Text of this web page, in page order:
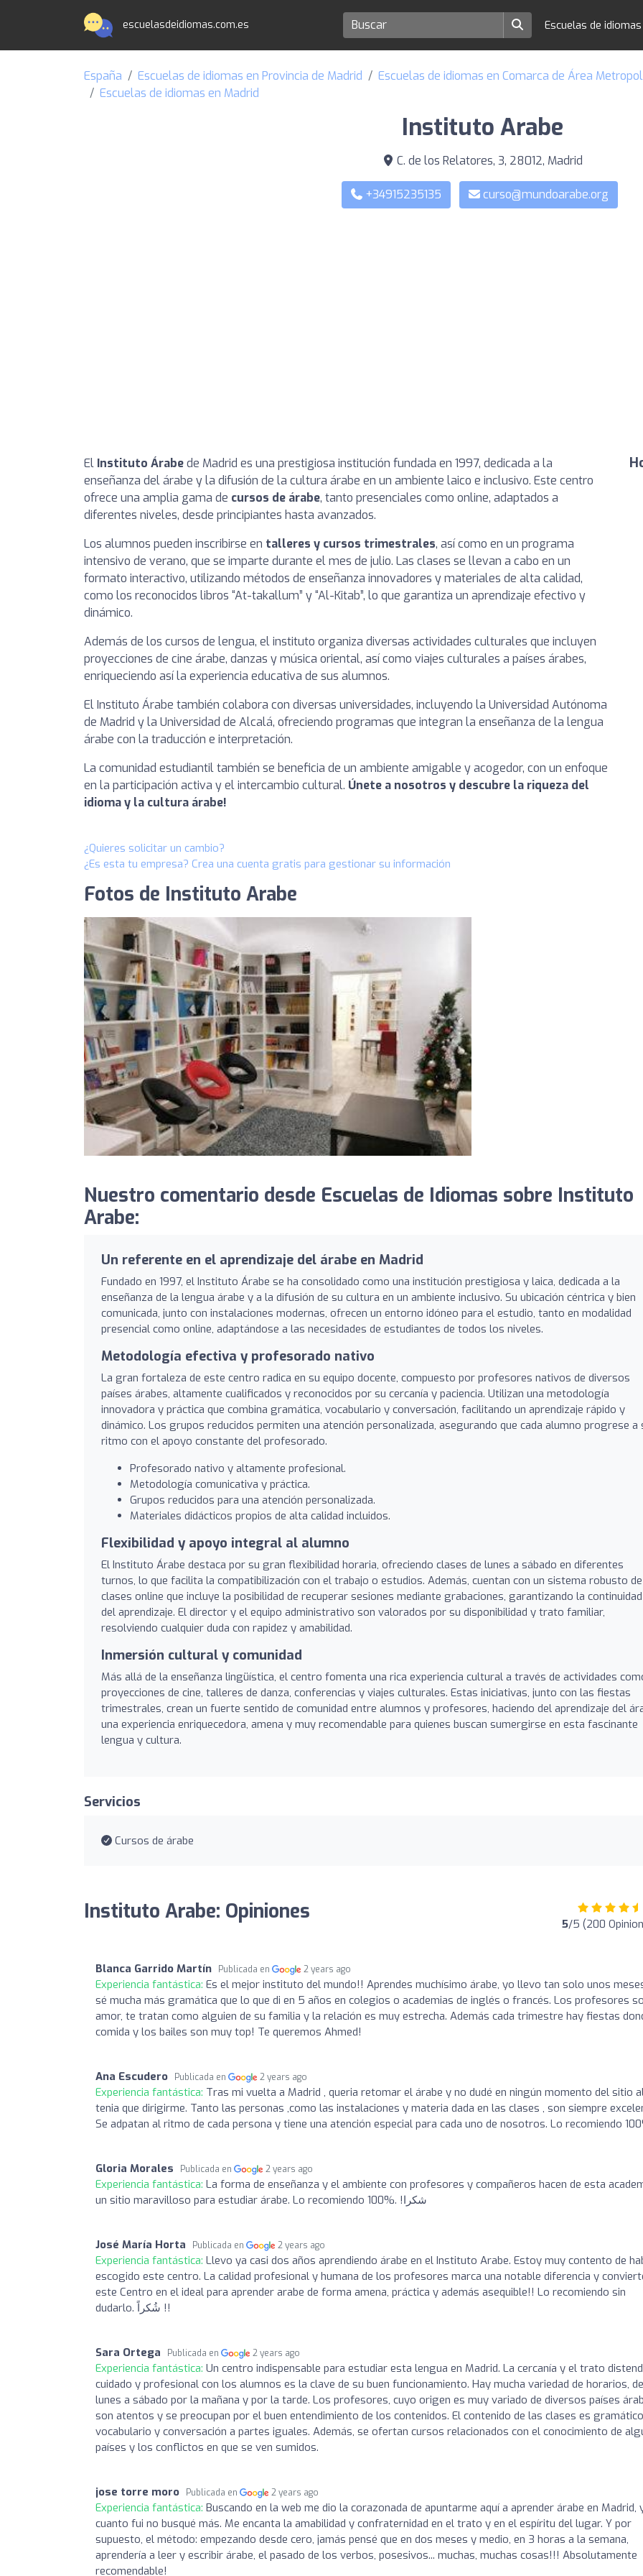
escuelasdeidiomas.com.es Escuelas de
España Escuelas de idiomas en Provincia de Madrid
Escuelas de idiomas en Comarca de Área
Escuelas de idiomas en Madrid
Instituto Arabe
C. de los Relatores, 3, 28012, Madrid
+34915235135 curso@mundoarabe.org
El Instituto Árabede Madrid es una prestigiosa institución fundada en 1997, dedicada a la
enseñanza del árabe y la difusión de la cultura árabe en un ambiente laico e inclusivo. Este centro
ofrece una amplia gama de cursos de árabe, tanto presenciales como online, adaptados a
diferentes niveles, desde principiantes hasta avanzados.
Los alumnos pueden inscribirse en talleres y cursos trimestrales, así como en un programa
intensivo de verano, que se imparte durante el mes de julio. Las clases se llevan a cabo en un
formato interactivo, utilizando métodos de enseñanza innovadores y materiales de alta calidad,
como los reconocidos libros “At-takallum” y “Al-Kitab”, lo que garantiza un aprendizaje efectivo y
dinámico.
Además de los cursos de lengua, el instituto organiza diversas actividades culturales que incluyen
proyecciones de cine árabe, danzas y música oriental, así como viajes culturales a países árabes,
enriqueciendo así la experiencia educativa de sus alumnos.
El Instituto Árabe también colabora con diversas universidades, incluyendo la Universidad Autónoma
de Madrid y la Universidad de Alcalá, ofreciendo programas que integran la enseñanza de la lengua
árabe con la traducción e interpretación.
La comunidad estudiantil también se beneficia de un ambiente amigable y acogedor, con un enfoque
en la participación activa y el intercambio cultural. Únete a nosotros y descubre la riqueza del
idioma y la cultura árabe!
¿Quieres solicitar un cambio?
¿Es esta tu empresa? Crea una cuenta gratis para gestionar su información
Fotos de Instituto Arabe
Nuestro comentario desde Escuelas de Idiomas sobre Instituto
Arabe:
Un referente en el aprendizaje del árabe en Madrid
Fundado en 1997, el Instituto Árabe se ha consolidado como una institución prestigiosa y laica, dedicada a la
enseñanza de la lengua árabe y a la difusión de su cultura en un ambiente inclusivo. Su ubicación céntrica y bien
comunicada, junto con instalaciones modernas, ofrecen un entorno idóneo para el estudio, tanto en modalidad
presencial como online, adaptándose a las necesidades de estudiantes de todos los niveles.
Metodología efectiva y profesorado nativo
La gran fortaleza de este centro radica en su equipo docente, compuesto por profesores nativos de diversos
países árabes, altamente cualificados y reconocidos por su cercanía y paciencia. Utilizan una metodología
innovadora y práctica que combina gramática, vocabulario y conversación, facilitando un aprendizaje rápido y
dinámico. Los grupos reducidos permiten una atención personalizada, asegurando que cada alumno progrese a
ritmo con el apoyo constante del profesorado.
Profesorado nativo y altamente profesional.
Metodología comunicativa y práctica.
Grupos reducidos para una atención personalizada.
Materiales didácticos propios de alta calidad incluidos.
Flexibilidad y apoyo integral al alumno
El Instituto Árabe destaca por su gran flexibilidad horaria, ofreciendo clases de lunes a sábado en diferentes
turnos, lo que facilita la compatibilización con el trabajo o estudios. Además, cuentan con un sistema robusto de
clases online que incluye la posibilidad de recuperar sesiones mediante grabaciones, garantizando la continuidad
del aprendizaje. El director y el equipo administrativo son valorados por su disponibilidad y trato familiar,
resolviendo cualquier duda con rapidez y amabilidad.
Inmersión cultural y comunidad
Más allá de la enseñanza lingüística, el centro fomenta una rica experiencia cultural a través de actividades
proyecciones de cine, talleres de danza, conferencias y viajes culturales. Estas iniciativas, junto con las fiestas
trimestrales, crean un fuerte sentido de comunidad entre alumnos y profesores, haciendo del aprendizaje del
una experiencia enriquecedora, amena y muy recomendable para quienes buscan sumergirse en esta fascinante
lengua y cultura.
Servicios
Cursos de árabe
Instituto Arabe: Opiniones 5/5 (200
Blanca Garrido Martín Publicada en 2 years ago
Experiencia fantástica: Es el mejor instituto del mundo!! Aprendes muchísimo árabe, yo llevo tan solo unos
sé mucha más gramática que lo que di en 5 años en colegios o academias de inglés o francés. Los profesores
amor, te tratan como alguien de su familia y la relación es muy estrecha. Además cada trimestre hay fiestas
comida y los bailes son muy top! Te queremos Ahmed!
Ana Escudero Publicada en 2 years ago
Experiencia fantástica: Tras mi vuelta a Madrid , queria retomar el árabe y no dudé en ningún momento del sitio
tenia que dirigirme. Tanto las personas ,como las instalaciones y materia dada en las clases , son siempre
Se adpatan al ritmo de cada persona y tiene una atención especial para cada uno de nosotros. Lo recomiendo
Gloria Morales Publicada en 2 years ago
Experiencia fantástica: La forma de enseñanza y el ambiente con profesores y compañeros hacen de esta
un sitio maravilloso para estudiar árabe. Lo recomiendo 100%. !شكرا
José María Horta Publicada en 2 years ago
Experiencia fantástica: Llevo ya casi dos años aprendiendo árabe en el Instituto Arabe. Estoy muy contento de
escogido este centro. La calidad profesional y humana de los profesores marca una notable diferencia y
este Centro en el ideal para aprender arabe de forma amena, práctica y además asequible!! Lo recomiendo sin
dudarlo. شُكراً !!
Sara Ortega Publicada en 2 years ago
Experiencia fantástica: Un centro indispensable para estudiar esta lengua en Madrid. La cercanía y el trato
cuidado y profesional con los alumnos es la clave de su buen funcionamiento. Hay mucha variedad de horarios, de
lunes a sábado por la mañana y por la tarde. Los profesores, cuyo origen es muy variado de diversos países
son atentos y se preocupan por el buen entendimiento de los contenidos. El contenido de las clases es
vocabulario y conversación a partes iguales. Además, se ofertan cursos relacionados con el conocimiento de
países y los conflictos en que se ven sumidos.
jose torre moro Publicada en 2 years ago
Experiencia fantástica: Buscando en la web me dio la corazonada de apuntarme aquí a aprender árabe en Madrid,
cuanto fui no busqué más. Me encanta la amabilidad y confraternidad en el trato y en el espíritu del lugar. Y por
supuesto, el método: empezando desde cero, jamás pensé que en dos meses y medio, en 3 horas a la semana,
aprendería a leer y escribir árabe, el pasado de los verbos, posesivos... muchas, muchas cosas!!! Absolutamente
recomendable!